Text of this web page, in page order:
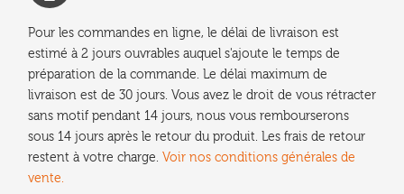
Pour les commandes en ligne, le délai de livraison est
estimé à 2 jours ouvrables auquel s'ajoute le temps de
préparation de la commande. Le délai maximum de
livraison est de 30 jours. Vous avez le droit de vous rétracter
sans motif pendant 14 jours, nous vous rembourserons
sous 14 jours après le retour du produit. Les frais de retour
restent à votre charge. Voir nos conditions générales de
vente.